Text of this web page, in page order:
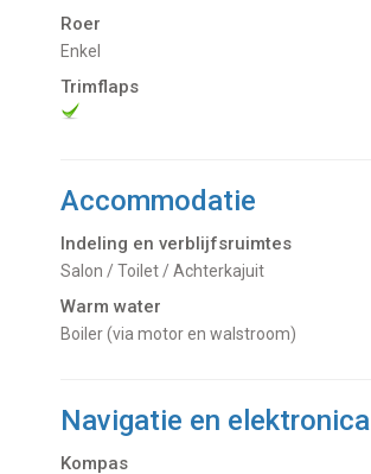
Roer
Enkel
Trimflaps
Accommodatie
Indeling en verblijfsruimtes
Salon / Toilet / Achterkajuit
Warm water
Boiler (via motor en walstroom)
Navigatie en elektronica
Kompas